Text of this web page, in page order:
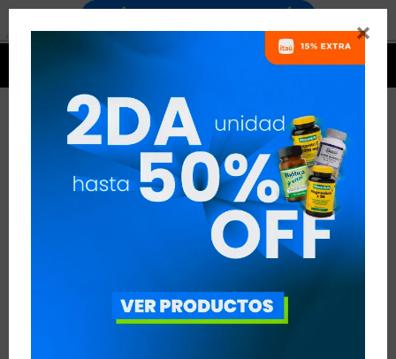

CLA
QUITAR FILTROS
RECOMENDADOS